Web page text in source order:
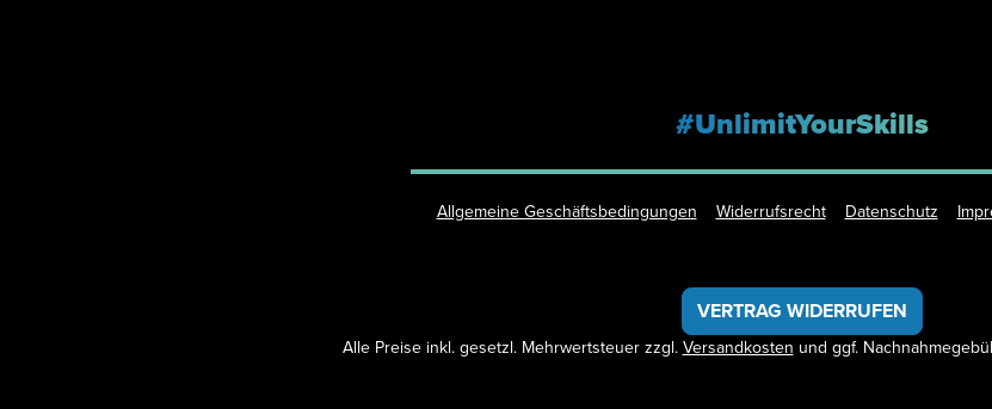
#UnlimitYourSkills
Allgemeine Geschäftsbedingungen Widerrufsrecht Datenschutz
VERTRAG WIDERRUFEN
Alle Preise inkl. gesetzl. Mehrwertsteuer zzgl.Versandkosten und ggf.